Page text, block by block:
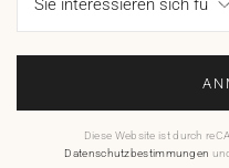
Diese Website ist durch
Datenschutzbestimmungen